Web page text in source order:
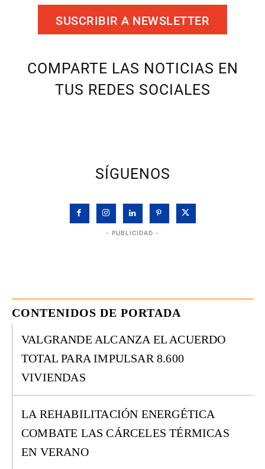
SUSCRIBIR A NEWSLETTER
COMPARTE LAS NOTICIAS EN
TUS REDES SOCIALES
SÍGUENOS
- PUBLICIDAD -
CONTENIDOS DE PORTADA
VALGRANDE ALCANZA EL ACUERDO
TOTAL PARA IMPULSAR 8.600
VIVIENDAS
LA REHABILITACIÓN ENERGÉTICA
COMBATE LAS CÁRCELES TÉRMICAS
EN VERANO